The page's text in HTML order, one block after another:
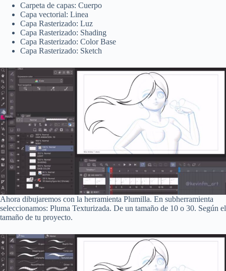
Carpeta de capas: Cuerpo
Capa vectorial: Linea
Capa Rasterizado: Luz
Capa Rasterizado: Shading
Capa Rasterizado: Color Base
Capa Rasterizado: Sketch
Ahora dibujaremos con la herramienta Plumilla. En subherramienta
seleccionamos: Pluma Texturizada. De un tamaño de 10 o 30. Según el
tamaño de tu proyecto.